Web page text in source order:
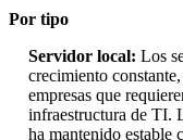
Por tipo
Servidor local: Los
crecimiento
empresas que
infraestructura de TI.
ha mantenido estable